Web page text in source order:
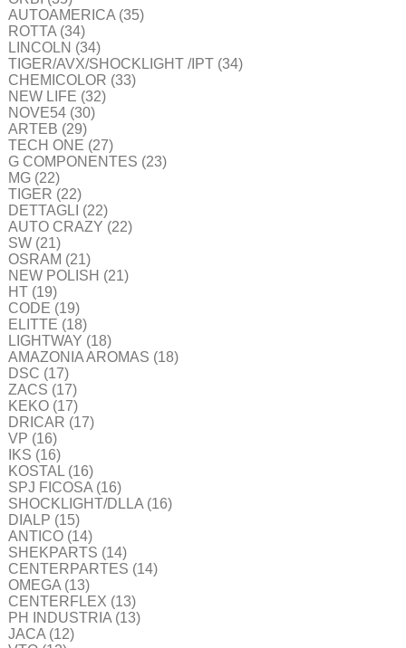
AUTOAMERICA (35)
ROTTA (34)
LINCOLN (34)
TIGER/AVX/SHOCKLIGHT /IPT (34)
CHEMICOLOR (33)
NEW LIFE (32)
NOVE54 (30)
ARTEB (29)
TECH ONE (27)
G COMPONENTES (23)
MG (22)
TIGER (22)
DETTAGLI (22)
AUTO CRAZY (22)
SW (21)
OSRAM (21)
NEW POLISH (21)
HT (19)
CODE (19)
ELITTE (18)
LIGHTWAY (18)
AMAZONIA AROMAS (18)
DSC (17)
ZACS (17)
KEKO (17)
DRICAR (17)
VP (16)
IKS (16)
KOSTAL (16)
SPJ FICOSA (16)
SHOCKLIGHT/DLLA (16)
DIALP (15)
ANTICO (14)
SHEKPARTS (14)
CENTERPARTES (14)
OMEGA (13)
CENTERFLEX (13)
PH INDUSTRIA (13)
JACA (12)